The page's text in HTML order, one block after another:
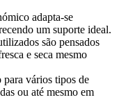
adapta-se
um suporte ideal.
são pensados
e seca mesmo
vários tipos de
ou até mesmo em